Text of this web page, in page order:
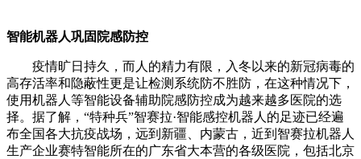
智能机器人巩固院感防控
疫情旷日持久，而人的精力有限，入冬以来的新冠病毒的
高存活率和隐蔽性更是让检测系统防不胜防，在这种情况下，
使用机器人等智能设备辅助院感防控成为越来越多医院的选
择。据了解，“特种兵”智赛拉·智能感控机器人的足迹已经遍
布全国各大抗疫战场，远到新疆、内蒙古，近到智赛拉机器人
生产企业赛特智能所在的广东省大本营的各级医院，包括北京